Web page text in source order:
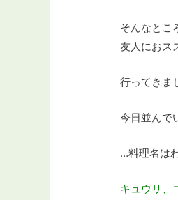
そんなとこ
友人におス
行ってきま
今日並んで
…料理名は
キュウリ、